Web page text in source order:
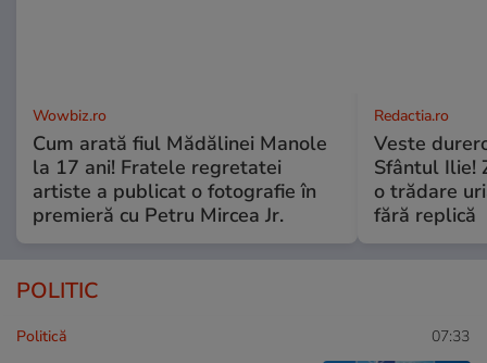
Wowbiz.ro
Cum arată fiul Mădălinei Manole
la 17 ani! Fratele regretatei
artiste a publicat o fotografie în
premieră cu Petru Mircea Jr.
Redactia.ro
Veste
Sfântul Ilie!
o trădare
fără replică
POLITIC
Politică 07:33